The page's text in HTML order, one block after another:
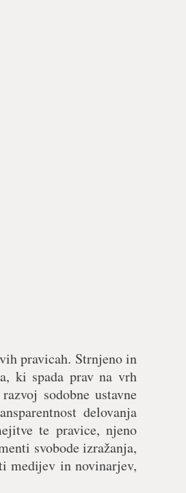
pravicah. Strnjeno in
ki spada prav na vrh
sodobne ustavne
delovanja
te pravice, njeno
svobode izražanja,
medijev in novinarjev,